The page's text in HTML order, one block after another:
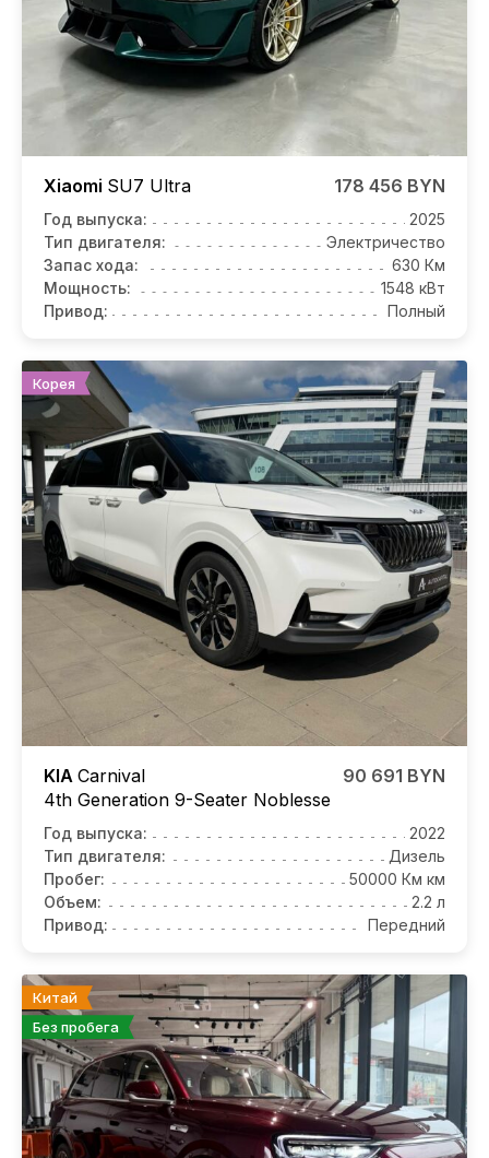
Xiaomi SU7 Ultra 178 456 BYN
Год выпуска:
2025
Тип двигателя:
Электричество
Запас хода:
630 Км
Мощность:
1548 кВт
Привод:
Полный
Корея
KIA Carnival
4th Generation 9-Seater Noblesse
90 691 BYN
Год выпуска:
2022
Тип двигателя:
Дизель
Пробег:
50000 Км км
Объем:
2.2 л
Привод:
Передний
Китай
Без пробега